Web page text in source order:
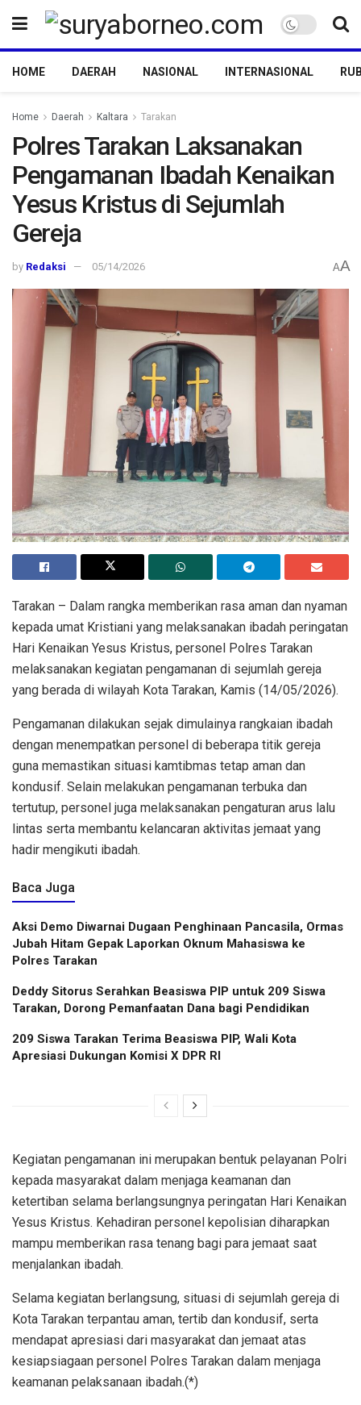
HOME DAERAH NASIONAL INTERNASIONAL
Home Daerah Kaltara Tarakan
Polres Tarakan Laksanakan
Pengamanan Ibadah Kenaikan
Yesus Kristus di Sejumlah
Gereja
by Redaksi 05/14/2026 AA
Tarakan – Dalam rangka memberikan rasa aman dan nyaman
kepada umat Kristiani yang melaksanakan ibadah peringatan
Hari Kenaikan Yesus Kristus, personel Polres Tarakan
melaksanakan kegiatan pengamanan di sejumlah gereja
yang berada di wilayah Kota Tarakan, Kamis (14/05/2026).
Pengamanan dilakukan sejak dimulainya rangkaian ibadah
dengan menempatkan personel di beberapa titik gereja
guna memastikan situasi kamtibmas tetap aman dan
kondusif. Selain melakukan pengamanan terbuka dan
tertutup, personel juga melaksanakan pengaturan arus lalu
lintas serta membantu kelancaran aktivitas jemaat yang
hadir mengikuti ibadah.
Baca Juga
Aksi Demo Diwarnai Dugaan Penghinaan Pancasila, Ormas
Jubah Hitam Gepak Laporkan Oknum Mahasiswa ke
Polres Tarakan
Deddy Sitorus Serahkan Beasiswa PIP untuk 209 Siswa
Tarakan, Dorong Pemanfaatan Dana bagi Pendidikan
209 Siswa Tarakan Terima Beasiswa PIP, Wali Kota
Apresiasi Dukungan Komisi X DPR RI
Kegiatan pengamanan ini merupakan bentuk pelayanan Polri
kepada masyarakat dalam menjaga keamanan dan
ketertiban selama berlangsungnya peringatan Hari Kenaikan
Yesus Kristus. Kehadiran personel kepolisian diharapkan
mampu memberikan rasa tenang bagi para jemaat saat
menjalankan ibadah.
Selama kegiatan berlangsung, situasi di sejumlah gereja di
Kota Tarakan terpantau aman, tertib dan kondusif, serta
mendapat apresiasi dari masyarakat dan jemaat atas
kesiapsiagaan personel Polres Tarakan dalam menjaga
keamanan pelaksanaan ibadah.(*)